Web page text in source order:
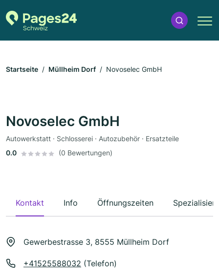
Startseite Müllheim Dorf Novoselec GmbH
Novoselec GmbH
Autowerkstatt · Schlosserei · Autozubehör · Ersatzteile
0.0
(0 Bewertungen)
Kontakt Info Öffnungszeiten
Gewerbestrasse 3, 8555 Müllheim Dorf
+41525588032 (Telefon)